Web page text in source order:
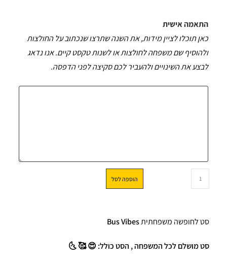
התאמה אישית
כאן תוכלו לציין מידות, את השנה שתרצו שנכתוב על החולצות
ולהוסיף שם משפחה לחולצות או לשנות טקסט קיים. אנו נדאג
לבצע את השינויים ולהעביר לכם סקיצה לפני הדפסה.
הוספה לסל
סט לחופשה משפחתיתBus Vibes
סט מושלם לכל המשפחה , הסט כולל: 😍 🥰 🌜